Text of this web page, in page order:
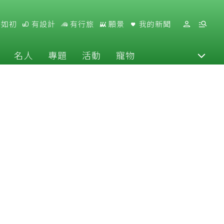
初 有設計 有行旅 願景 我的新聞
名人 專題 活動 寵物